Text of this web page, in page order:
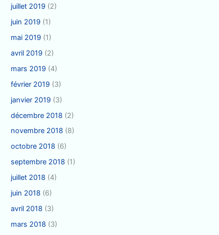
juillet 2019 (2)
juin 2019 (1)
mai 2019 (1)
avril 2019 (2)
mars 2019 (4)
février 2019 (3)
janvier 2019 (3)
décembre 2018 (2)
novembre 2018 (8)
octobre 2018 (6)
septembre 2018 (1)
juillet 2018 (4)
juin 2018 (6)
avril 2018 (3)
mars 2018 (3)